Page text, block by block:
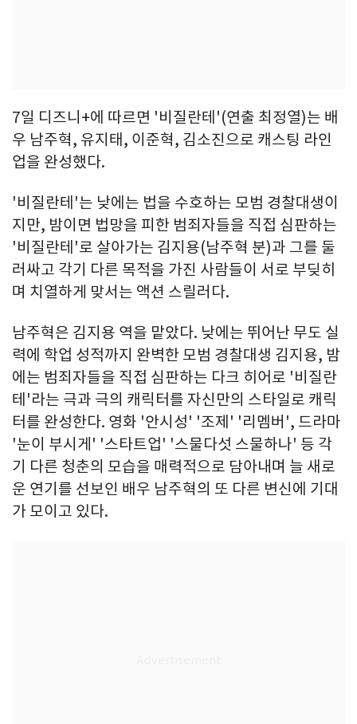
7일 디즈니+에 따르면 '비질란테'(연출 최정열)는 배
우 남주혁, 유지태, 이준혁, 김소진으로 캐스팅 라인
업을 완성했다.
'비질란테'는 낮에는 법을 수호하는 모범 경찰대생이
지만, 밤이면 법망을 피한 범죄자들을 직접 심판하는
'비질란테'로 살아가는 김지용(남주혁 분)과 그를 둘
러싸고 각기 다른 목적을 가진 사람들이 서로 부딪히
며 치열하게 맞서는 액션 스릴러다.
남주혁은 김지용 역을 맡았다. 낮에는 뛰어난 무도 실
력에 학업 성적까지 완벽한 모범 경찰대생 김지용, 밤
에는 범죄자들을 직접 심판하는 다크 히어로 '비질란
테'라는 극과 극의 캐릭터를 자신만의 스타일로 캐릭
터를 완성한다. 영화 '안시성' '조제' '리멤버', 드라마
'눈이 부시게' '스타트업' '스물다섯 스물하나' 등 각
기 다른 청춘의 모습을 매력적으로 담아내며 늘 새로
운 연기를 선보인 배우 남주혁의 또 다른 변신에 기대
가 모이고 있다.